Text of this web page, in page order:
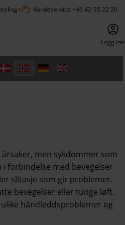
<support_agent Kundeservice +46 42-35 22 20
Logg inn
men sykdommer som
forbindelse med bevegelser
slitasje som gir problemer.
bevegelser eller tunge løft.
håndleddsproblemer og